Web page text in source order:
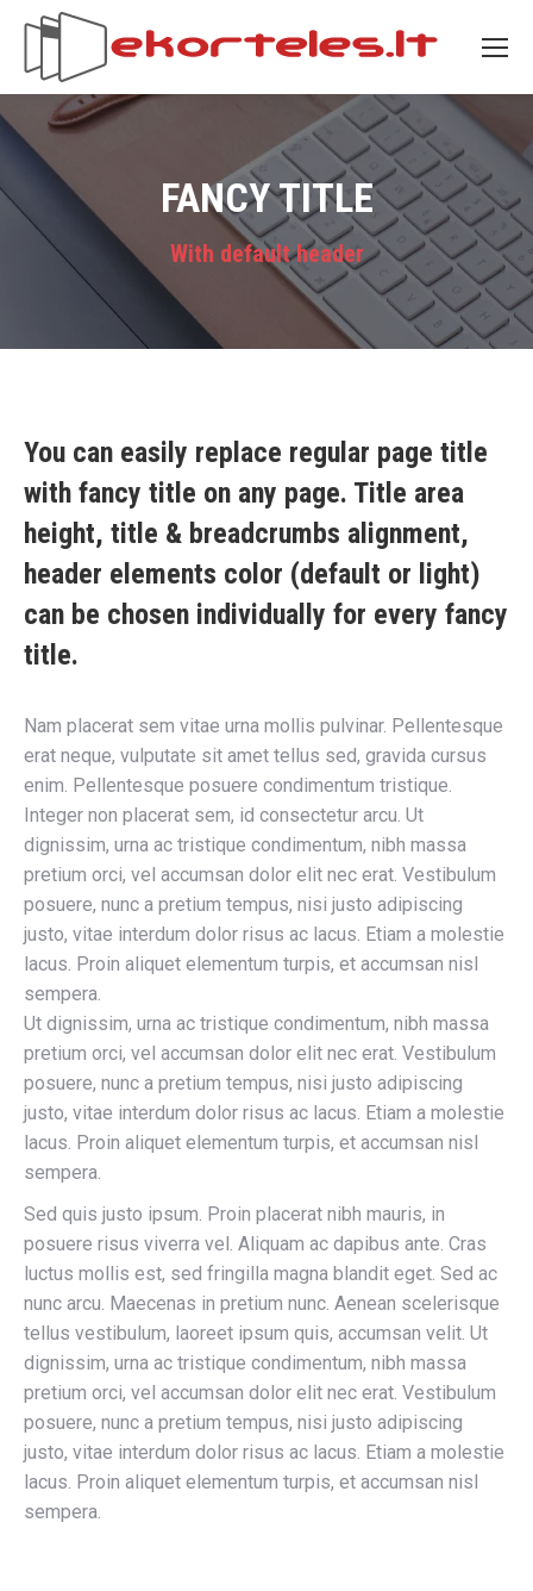
FANCY TITLE
With default header
You can easily replace regular page title
with fancy title on any page. Title area
height, title & breadcrumbs alignment,
header elements color (default or light)
can be chosen individually for every fancy
title.
Nam placerat sem vitae urna mollis pulvinar. Pellentesque
erat neque, vulputate sit amet tellus sed, gravida cursus
enim. Pellentesque posuere condimentum tristique.
Integer non placerat sem, id consectetur arcu. Ut
dignissim, urna ac tristique condimentum, nibh massa
pretium orci, vel accumsan dolor elit nec erat. Vestibulum
posuere, nunc a pretium tempus, nisi justo adipiscing
justo, vitae interdum dolor risus ac lacus. Etiam a molestie
lacus. Proin aliquet elementum turpis, et accumsan nisl
sempera.
Ut dignissim, urna ac tristique condimentum, nibh massa
pretium orci, vel accumsan dolor elit nec erat. Vestibulum
posuere, nunc a pretium tempus, nisi justo adipiscing
justo, vitae interdum dolor risus ac lacus. Etiam a molestie
lacus. Proin aliquet elementum turpis, et accumsan nisl
sempera.
Sed quis justo ipsum. Proin placerat nibh mauris, in
posuere risus viverra vel. Aliquam ac dapibus ante. Cras
luctus mollis est, sed fringilla magna blandit eget. Sed ac
nunc arcu. Maecenas in pretium nunc. Aenean scelerisque
tellus vestibulum, laoreet ipsum quis, accumsan velit. Ut
dignissim, urna ac tristique condimentum, nibh massa
pretium orci, vel accumsan dolor elit nec erat. Vestibulum
posuere, nunc a pretium tempus, nisi justo adipiscing
justo, vitae interdum dolor risus ac lacus. Etiam a molestie
lacus. Proin aliquet elementum turpis, et accumsan nisl
sempera.